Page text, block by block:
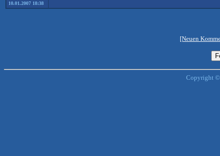
10.01.2007 18:38
[Neuen
Copyright ©